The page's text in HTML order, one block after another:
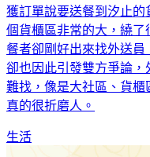
獲訂單說要送餐到汐止
個貨櫃區非常的大，繞
餐者卻剛好出來找外送員
卻也因此引發雙方爭論
難找，像是大社區、貨
真的很折磨人。
生活